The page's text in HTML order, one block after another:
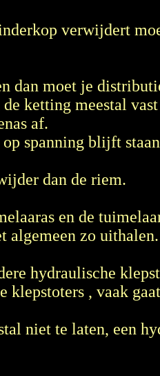
verwijdert
dan moet je
ketting meestal
af.
spanning blijft
dan de riem.
en de
algemeen zo uithalen.
hydraulische
klepstoters , vaak
niet te laten, een